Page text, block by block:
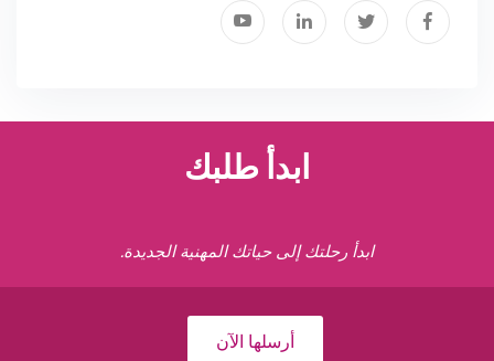
ابدأ طلبك
ابدأ رحلتك إلى حياتك المهنية الجديدة.
أرسلها الآن